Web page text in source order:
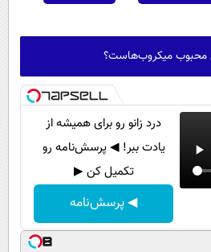
محبوب میکروب‌هاست؟
درد زانو رو برای همیشه از
یادت ببر! ◀ پرسش‌نامه رو
تکمیل کن ▶
◀ پرسش‌نامه